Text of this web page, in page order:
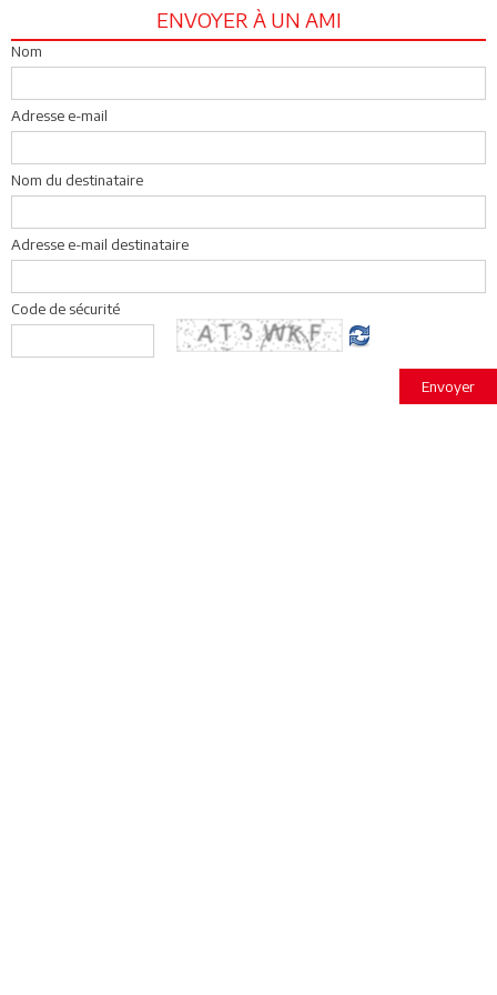
ENVOYER À UN AMI
Nom
Adresse e-mail
Nom du destinataire
Adresse e-mail destinataire
Code de sécurité
Envoyer